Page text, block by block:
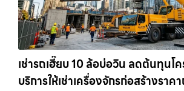
เช่ารถเฮี๊ยบ 10 ล้อบ่อวิน ลดต้นทุนโ
บริการให้เช่าเครื่องจักรก่อสร้างรา